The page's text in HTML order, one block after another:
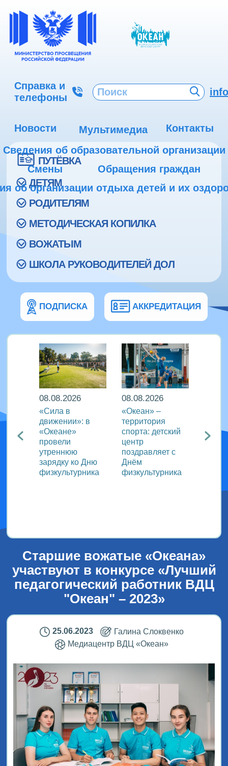
Справка и
телефоны
Новости Мультимедиа
Контакты
Сведения об образовательной организации
Смены
Обращения граждан
об организации отдыха детей и их
ПУТЁВКА
ДЕТЯМ
РОДИТЕЛЯМ
МЕТОДИЧЕСКАЯ КОПИЛКА
ВОЖАТЫМ
ШКОЛА РУКОВОДИТЕЛЕЙ ДОЛ
ПОДПИСКА АККРЕДИТАЦИЯ
с
08.08.2026
«Сила в
движении»: в
«Океане»
провели
утреннюю
зарядку ко Дню
физкультурника
08.08.2026
«Океан» –
территория
спорта: детский
центр
поздравляет с
Днём
физкультурника
Старшие вожатые «Океана»
участвуют в конкурсе «Лучший
педагогический работник ВДЦ
"Океан" – 2023»
25.06.2023
Галина Слоквенко
Медиацентр ВДЦ «Океан»